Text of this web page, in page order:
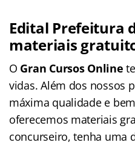
Edital Prefeitura
materiais
O Gran Cursos Online
vidas. Além dos nossos
máxima qualidade e
oferecemos materiais
concurseiro, tenha uma